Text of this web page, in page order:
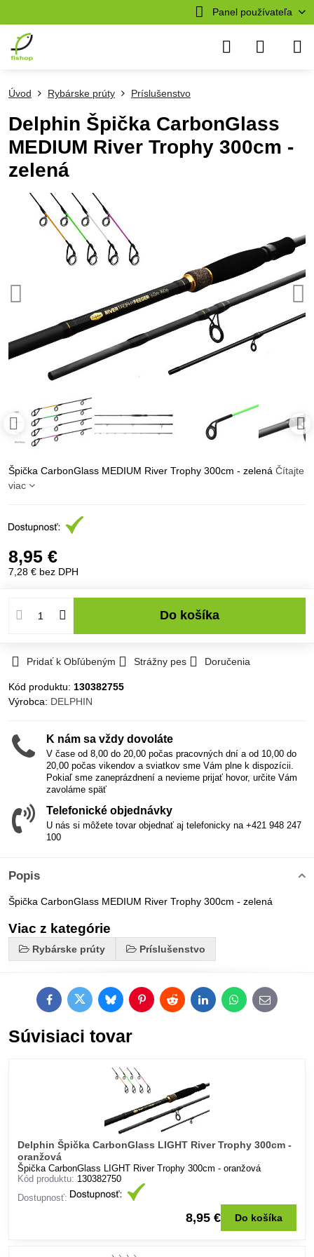
Panel používateľa
Úvod Rybárske prúty Príslušenstvo
Delphin Špička CarbonGlass
MEDIUM River Trophy 300cm -
zelená
Špička CarbonGlass MEDIUM River Trophy 300cm - zelená Čítajte
viac
8,95 €
7,28 € bez DPH
Do košíka
Pridať k Obľúbeným Strážny pes Doručenia
Kód produktu: 130382755
Výrobca: DELPHIN
K nám sa vždy dovoláte
V čase od 8,00 do 20,00 počas pracovných dní a od 10,00 do
20,00 počas vikendov a sviatkov sme Vám plne k dispozícii.
Pokiaľ sme zaneprázdnení a nevieme prijať hovor, určite Vám
zavoláme späť
Telefonické objednávky
U nás si môžete tovar objednať aj telefonicky na +421 948 247
100
Popis
Špička CarbonGlass MEDIUM River Trophy 300cm - zelená
Viac z kategórie
Rybárske prúty Príslušenstvo
FacebookTwitterBlueskyPinterestRedditLinkedInWhatsApp
E-
mail
Súvisiaci tovar
Delphin Špička CarbonGlass LIGHT River Trophy 300cm -
oranžová
Špička CarbonGlass LIGHT River Trophy 300cm - oranžová
Kód produktu: 130382750
Dostupnosť:
8,95 € Do košíka